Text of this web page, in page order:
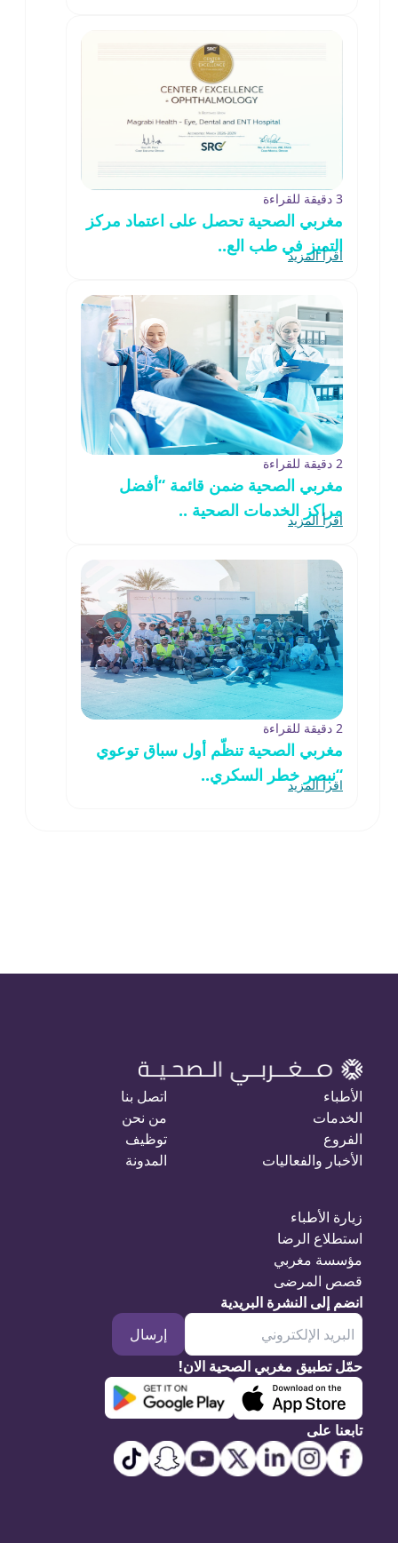
3 دقيقة للقراءة
مغربي الصحية تحصل على اعتماد مركز
التميز في طب الع..
اقرأ المزيد
2 دقيقة للقراءة
مغربي الصحية ضمن قائمة “أفضل
مراكز الخدمات الصحية ..
اقرأ المزيد
2 دقيقة للقراءة
مغربي الصحية تنظّم أول سباق توعوي
“نبصر خطر السكري..
اقرأ المزيد
الأطباء
الخدمات
الفروع
الأخبار والفعاليات
اتصل بنا
من نحن
توظيف
المدونة
زيارة الأطباء
استطلاع الرضا
مؤسسة مغربي
قصص المرضى
انضم إلى النشرة البريدية
إرسال
حمّل تطبيق مغربي الصحية الان!
تابعنا على